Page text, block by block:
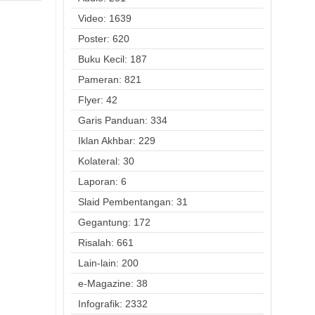
Video: 1639
Poster: 620
Buku Kecil: 187
Pameran: 821
Flyer: 42
Garis Panduan: 334
Iklan Akhbar: 229
Kolateral: 30
Laporan: 6
Slaid Pembentangan: 31
Gegantung: 172
Risalah: 661
Lain-lain: 200
e-Magazine: 38
Infografik: 2332